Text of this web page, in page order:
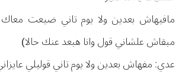
مافيهاش بعدين ولا يوم تاني ضيعت
مبقاش علشاني قول وانا هبعد عنك حالا)
عدي: مفهاش بعدين ولا يوم تاني قوليلي